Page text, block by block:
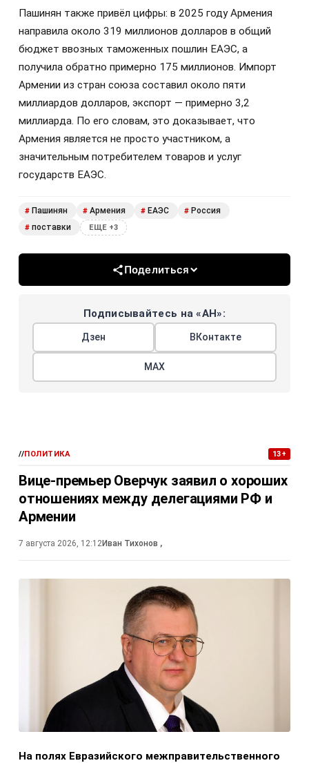
Пашинян также привёл цифры: в 2025 году Армения
направила около 319 миллионов долларов в общий
бюджет ввозных таможенных пошлин ЕАЭС, а
получила обратно примерно 175 миллионов. Импорт
Армении из стран союза составил около пяти
миллиардов долларов, экспорт — примерно 3,2
миллиарда. По его словам, это доказывает, что
Армения является не просто участником, а
значительным потребителем товаров и услуг
государств ЕАЭС.
# Пашинян # Армения # ЕАЭС # Россия
# поставки ЕЩЕ +3
Поделиться
Подписывайтесь на «АН»:
Дзен ВКонтакте
МАХ
//ПОЛИТИКА 13+
Вице-премьер Оверчук заявил о хороших
отношениях между делегациями РФ и
Армении
7 августа 2026, 12:12Иван Тихонов ,
На полях Евразийского межправительственного